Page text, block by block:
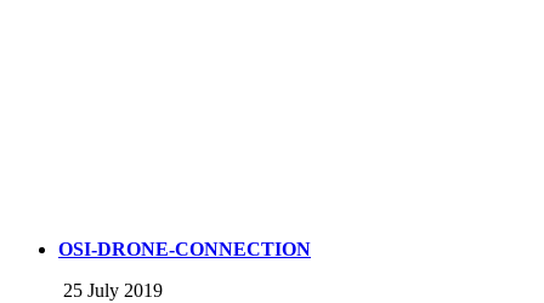
OSI-DRONE-CONNECTION
25 July 2019